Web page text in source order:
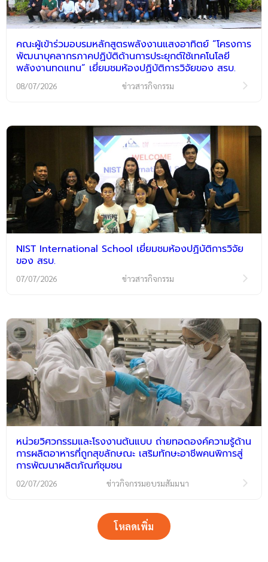
คณะผู้เข้าร่วมอบรมหลักสูตรพลังงานแสงอาทิตย์ “โครงการ
พัฒนาบุคลากรภาคปฏิบัติด้านการประยุกต์ใช้เทคโนโลยี
พลังงานทดแทน” เยี่ยมชมห้องปฏิบัติการวิจัยของ สรบ.
08/07/2026 ข่าวสารกิจกรรม
NIST International School เยี่ยมชมห้องปฏิบัติการวิจัย
ของ สรบ.
07/07/2026 ข่าวสารกิจกรรม
หน่วยวิศวกรรมและโรงงานต้นแบบ ถ่ายทอดองค์ความรู้ด้าน
การผลิตอาหารที่ถูกสุขลักษณะ เสริมทักษะอาชีพคนพิการสู่
การพัฒนาผลิตภัณฑ์ชุมชน
02/07/2026 ข่าวกิจกรรมอบรมสัมมนา
โหลดเพิ่ม